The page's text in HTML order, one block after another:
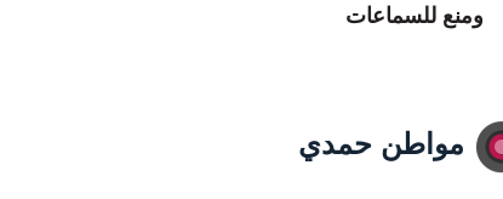
ومنع للسماعات
مواطن حمدي